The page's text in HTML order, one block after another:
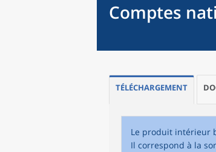
Comptes
TÉLÉCHARGEMENT
Le produit intérieur
Il correspond à la